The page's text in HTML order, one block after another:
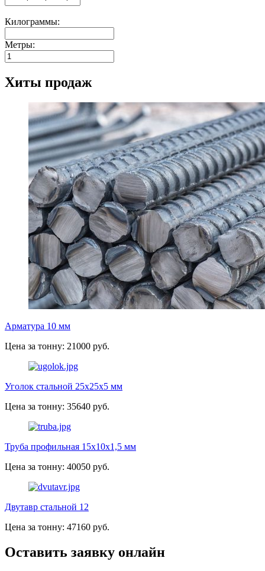
Килограммы:
Метры:
Хиты продаж
Арматура 10 мм
Цена за тонну: 21000 руб.
Уголок стальной 25х25х5 мм
Цена за тонну: 35640 руб.
Труба профильная 15х10х1,5 мм
Цена за тонну: 40050 руб.
Двутавр стальной 12
Цена за тонну: 47160 руб.
Оставить заявку онлайн